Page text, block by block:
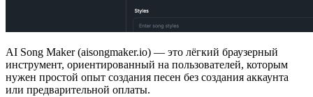
AI Song Maker (aisongmaker.io) — это лёгкий браузерный
инструмент, ориентированный на пользователей, которым
нужен простой опыт создания песен без создания аккаунта
или предварительной оплаты.